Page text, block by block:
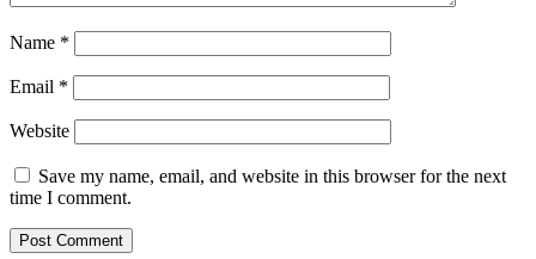
Name *
Email *
Website
Save my name, email, and website in this browser for the next
time I comment.